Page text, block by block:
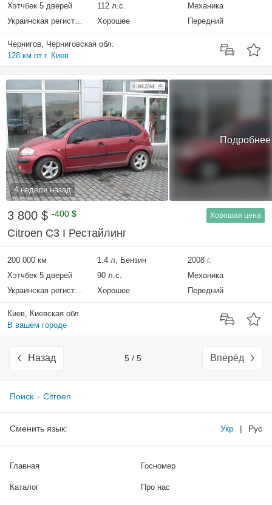
Хэтчбек 5 дверей
112 л.с.
Механика
Украинская регистрация
Хорошее Передний
Чернигов, Черниговская обл.
128 км от г. Киев
4 недели назад
Подробнее
3 800 $ -400 $ Хорошая цена
Citroen C3 I Рестайлинг
200 000 км 1.4 л, Бензин
2008 г.
Хэтчбек 5 дверей
90 л.с.
Механика
Украинская регистрация
Хорошее Передний
Киев, Киевская обл.
В вашем городе
Назад 5 / 5 Вперёд
Поиск Citroen
Сменить язык: Укр | Рус
Главная
Каталог
Госномер
Про нас